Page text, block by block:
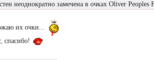
неоднократно замечена в очках Oliver
их очки...
спасибо!